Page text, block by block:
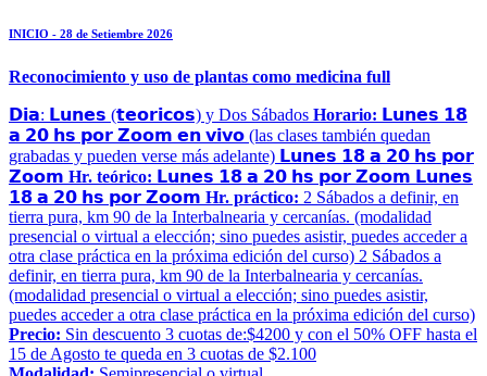
INICIO - 28 de Setiembre 2026
Reconocimiento y uso de plantas como medicina full
𝗗𝗶𝗮: 𝗟𝘂𝗻𝗲𝘀 (𝘁𝗲𝗼𝗿𝗶𝗰𝗼𝘀) y Dos Sábados Horario: 𝗟𝘂𝗻𝗲𝘀 𝟭𝟴
𝗮 𝟮𝟬 𝗵𝘀 𝗽𝗼𝗿 𝗭𝗼𝗼𝗺 𝗲𝗻 𝘃𝗶𝘃𝗼 (las clases también quedan
grabadas y pueden verse más adelante) 𝗟𝘂𝗻𝗲𝘀 𝟭𝟴 𝗮 𝟮𝟬 𝗵𝘀 𝗽𝗼𝗿
𝗭𝗼𝗼𝗺 Hr. teórico: 𝗟𝘂𝗻𝗲𝘀 𝟭𝟴 𝗮 𝟮𝟬 𝗵𝘀 𝗽𝗼𝗿 𝗭𝗼𝗼𝗺 𝗟𝘂𝗻𝗲𝘀
𝟭𝟴 𝗮 𝟮𝟬 𝗵𝘀 𝗽𝗼𝗿 𝗭𝗼𝗼𝗺 Hr. práctico: 2 Sábados a definir, en
tierra pura, km 90 de la Interbalnearia y cercanías. (modalidad
presencial o virtual a elección; sino puedes asistir, puedes acceder a
otra clase práctica en la próxima edición del curso) 2 Sábados a
definir, en tierra pura, km 90 de la Interbalnearia y cercanías.
(modalidad presencial o virtual a elección; sino puedes asistir,
puedes acceder a otra clase práctica en la próxima edición del curso)
Precio: Sin descuento 3 cuotas de:$4200 y con el 50% OFF hasta el
15 de Agosto te queda en 3 cuotas de $2.100